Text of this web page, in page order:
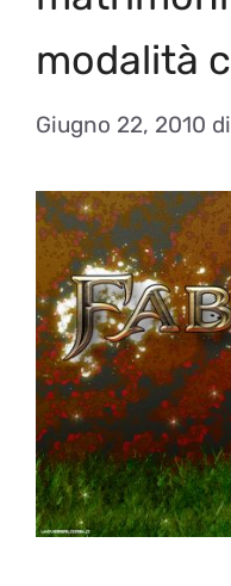
modalità
Giugno 22, 2010 di